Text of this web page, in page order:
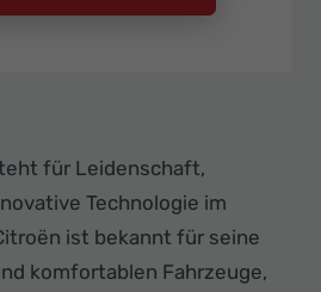
für Leidenschaft,
Technologie im
ist bekannt für seine
komfortablen Fahrzeuge,